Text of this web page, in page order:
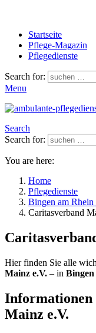
Startseite
Pflege-Magazin
Pflegedienste
Search for:
Menu
Search
Search for:
You are here:
Home
Pflegedienste
Bingen am Rhein
Caritasverband
Hier finden Sie alle
Mainz e.V. – in
Informationen
Mainz e.V.